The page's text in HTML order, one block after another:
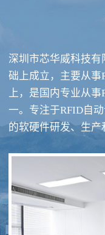
RFID酒类防伪系统方案
深圳市芯华威科技
础上成立，主要从事
上，是国内专业从
一。专注于RFID自
的软硬件研发、生产